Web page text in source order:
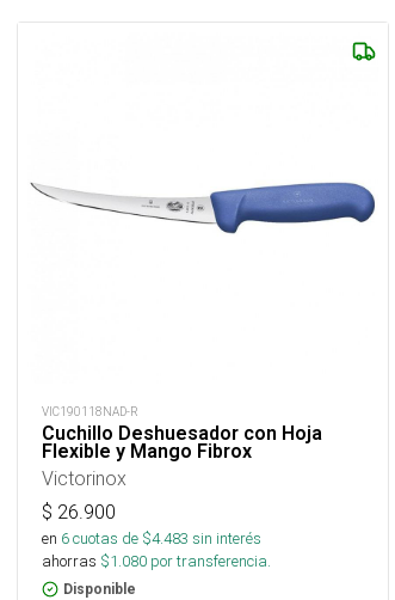
VIC190118NAD-R
Cuchillo Deshuesador con Hoja
Flexible y Mango Fibrox
Victorinox
$ 26.900
en 6cuotas de $4.483 sin interés
ahorras $1.080 por transferencia.
Disponible